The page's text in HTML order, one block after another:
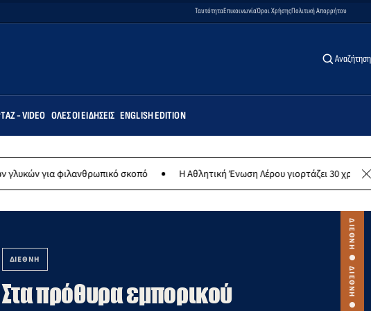
ΤαυτότηταΕπικοινωνίαΌροι ΧρήσηςΠολιτική Απορρήτου
Αναζήτηση
- VIDEO ΌΛΕΣ ΟΙ ΕΙΔΉΣΕΙΣ ENGLISH EDITION
σκοπό Η Αθλητική Ένωση Λέρου γιορτάζει 30 χρόνια ιστορίας -
ΔΙΕΘΝΗ
Στα πρόθυρα εμπορικού